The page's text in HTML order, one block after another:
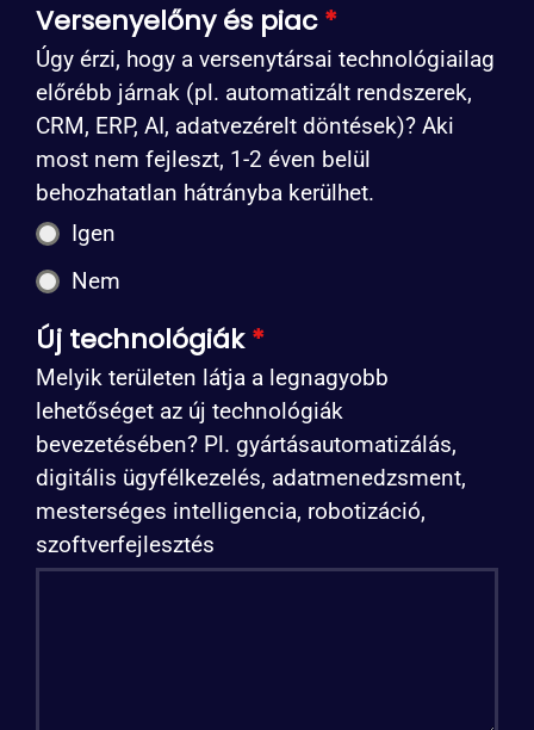
Versenyelőny és piac*
Úgy érzi, hogy a versenytársai technológiailag
előrébb járnak (pl. automatizált rendszerek,
CRM, ERP, AI, adatvezérelt döntések)? Aki
most nem fejleszt, 1-2 éven belül
behozhatatlan hátrányba kerülhet.
Igen
Nem
Új technológiák*
Melyik területen látja a legnagyobb
lehetőséget az új technológiák
bevezetésében? Pl. gyártásautomatizálás,
digitális ügyfélkezelés, adatmenedzsment,
mesterséges intelligencia, robotizáció,
szoftverfejlesztés